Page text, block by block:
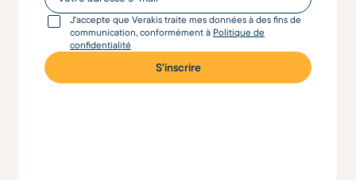
J'accepte que Verakis traite mes données à des fins de
communication, conformément à Politique de
confidentialité